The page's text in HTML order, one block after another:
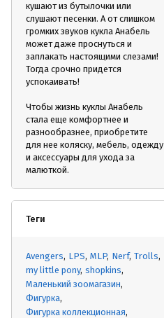
кушают из бутылочки или
слушают песенки. А от слишком
громких звуков кукла Анабель
может даже проснуться и
заплакать настоящими слезами!
Тогда срочно придется
успокаивать!
Чтобы жизнь куклы Анабель
стала еще комфортнее и
разнообразнее, приобретите
для нее коляску, мебель, одежду
и аксессуары для ухода за
малюткой.
Теги
Avengers LPS MLP Nerf Trolls
my little pony shopkins
Маленький зоомагазин
Фигурка
Фигурка коллекционная